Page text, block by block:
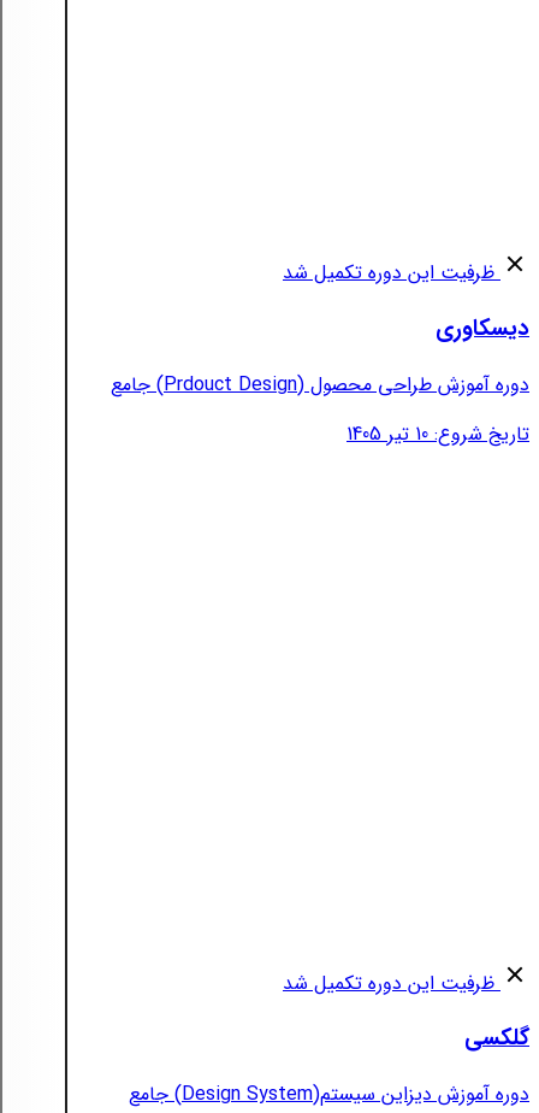
ظرفیت این دوره تکمیل شد
دیسکاوری
دوره آموزش طراحی محصول (Prdouct Design) جامع
تاریخ شروع: 10 تیر 1405
ظرفیت این دوره تکمیل شد
گلکسی
دوره آموزش دیزاین سیستم(Design System) جامع